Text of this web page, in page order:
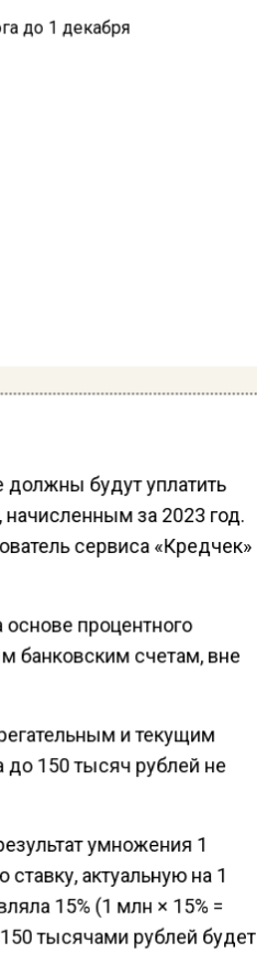
должны будут уплатить
за 2023 год.
сервиса «Кредчек»
основе процентного
банковским счетам, вне
и текущим
до 150 тысяч рублей не
умножения 1
актуальную на 1
15% (1 млн × 15% =
тысячами рублей будет